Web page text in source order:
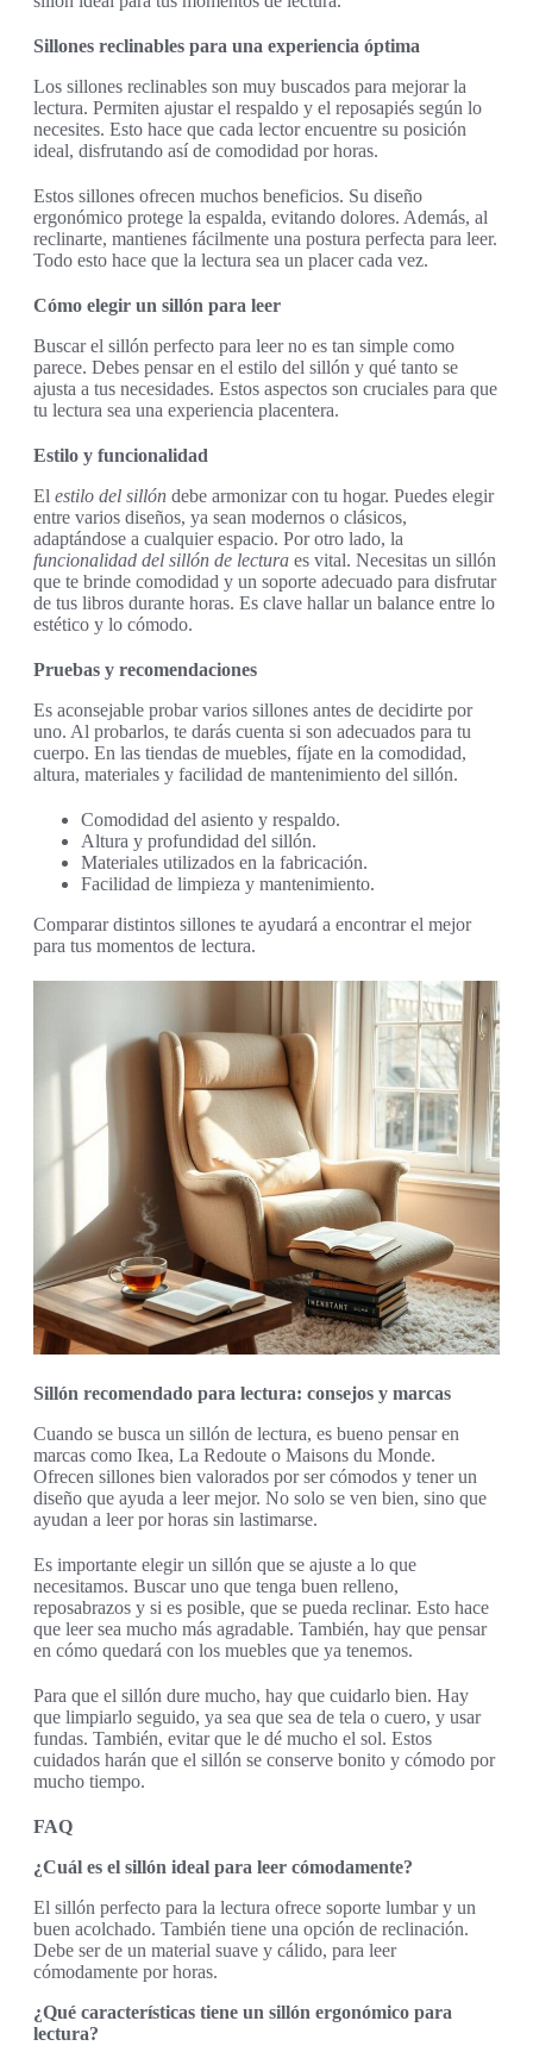
Sillones reclinables para una experiencia óptima
Los sillones reclinables son muy buscados para mejorar la
lectura. Permiten ajustar el respaldo y el reposapiés según lo
necesites. Esto hace que cada lector encuentre su posición
ideal, disfrutando así de comodidad por horas.
Estos sillones ofrecen muchos beneficios. Su diseño
ergonómico protege la espalda, evitando dolores. Además, al
reclinarte, mantienes fácilmente una postura perfecta para leer.
Todo esto hace que la lectura sea un placer cada vez.
Cómo elegir un sillón para leer
Buscar el sillón perfecto para leer no es tan simple como
parece. Debes pensar en el estilo del sillón y qué tanto se
ajusta a tus necesidades. Estos aspectos son cruciales para que
tu lectura sea una experiencia placentera.
Estilo y funcionalidad
El estilo del sillón debe armonizar con tu hogar. Puedes elegir
entre varios diseños, ya sean modernos o clásicos,
adaptándose a cualquier espacio. Por otro lado, la
funcionalidad del sillón de lectura es vital. Necesitas un sillón
que te brinde comodidad y un soporte adecuado para disfrutar
de tus libros durante horas. Es clave hallar un balance entre lo
estético y lo cómodo.
Pruebas y recomendaciones
Es aconsejable probar varios sillones antes de decidirte por
uno. Al probarlos, te darás cuenta si son adecuados para tu
cuerpo. En las tiendas de muebles, fíjate en la comodidad,
altura, materiales y facilidad de mantenimiento del sillón.
Comodidad del asiento y respaldo.
Altura y profundidad del sillón.
Materiales utilizados en la fabricación.
Facilidad de limpieza y mantenimiento.
Comparar distintos sillones te ayudará a encontrar el mejor
para tus momentos de lectura.
Sillón recomendado para lectura: consejos y marcas
Cuando se busca un sillón de lectura, es bueno pensar en
marcas como Ikea, La Redoute o Maisons du Monde.
Ofrecen sillones bien valorados por ser cómodos y tener un
diseño que ayuda a leer mejor. No solo se ven bien, sino que
ayudan a leer por horas sin lastimarse.
Es importante elegir un sillón que se ajuste a lo que
necesitamos. Buscar uno que tenga buen relleno,
reposabrazos y si es posible, que se pueda reclinar. Esto hace
que leer sea mucho más agradable. También, hay que pensar
en cómo quedará con los muebles que ya tenemos.
Para que el sillón dure mucho, hay que cuidarlo bien. Hay
que limpiarlo seguido, ya sea que sea de tela o cuero, y usar
fundas. También, evitar que le dé mucho el sol. Estos
cuidados harán que el sillón se conserve bonito y cómodo por
mucho tiempo.
FAQ
¿Cuál es el sillón ideal para leer cómodamente?
El sillón perfecto para la lectura ofrece soporte lumbar y un
buen acolchado. También tiene una opción de reclinación.
Debe ser de un material suave y cálido, para leer
cómodamente por horas.
¿Qué características tiene un sillón ergonómico para
lectura?